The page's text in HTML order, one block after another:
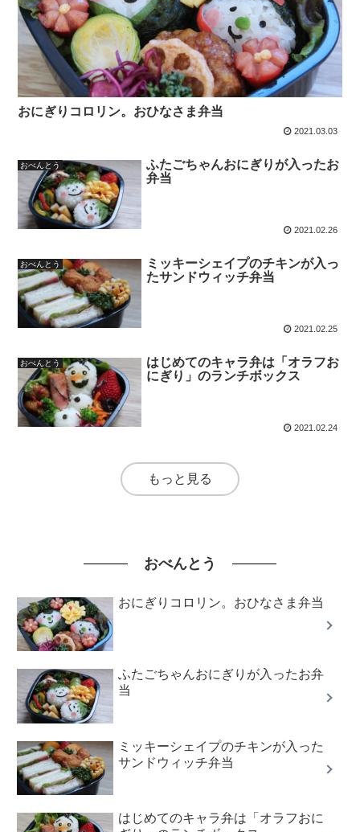
おにぎりコロリン。おひなさま弁当
2021.03.03
おべんとう
ふたごちゃんおにぎりが入ったお
弁当
2021.02.26
おべんとう
ミッキーシェイプのチキンが入っ
たサンドウィッチ弁当
2021.02.25
おべんとう
はじめてのキャラ弁は「オラフお
にぎり」のランチボックス
2021.02.24
もっと見る
おべんとう
おにぎりコロリン。おひなさま弁当
ふたごちゃんおにぎりが入ったお弁
当
ミッキーシェイプのチキンが入った
サンドウィッチ弁当
はじめてのキャラ弁は「オラフおに